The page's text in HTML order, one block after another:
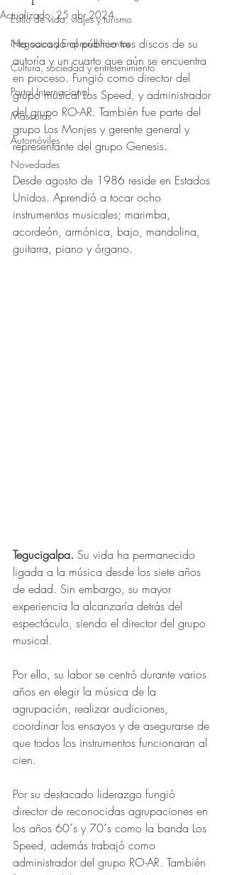
Estilo de vida, viajes y turismo
Negocios y Emprendimientos
Cultura, sociedad y entretenimiento
Portal Internacional
Mascotas
Automóviles
Novedades
Actualizado: 25 abr 2024
Obtuvo NaN de 5 estrellas.
Ha sacado al público tres discos de su
autoría y un cuarto que aún se encuentra
en proceso. Fungió como director del
grupo musical Los Speed, y administrador
del grupo RO-AR. También fue parte del
grupo Los Monjes y gerente general y
representante del grupo Genesis.
Desde agosto de 1986 reside en Estados
Unidos. Aprendió a tocar ocho
instrumentos musicales; marimba,
acordeón, armónica, bajo, mandolina,
guitarra, piano y órgano.
Tegucigalpa. Su vida ha permanecido
ligada a la música desde los siete años
de edad. Sin embargo, su mayor
experiencia la alcanzaría detrás del
espectáculo, siendo el director del grupo
musical.
Por ello, su labor se centró durante varios
años en elegir la música de la
agrupación, realizar audiciones,
coordinar los ensayos y de asegurarse de
que todos los instrumentos funcionaran al
cien.
Por su destacado liderazgo fungió
director de reconocidas agrupaciones en
los años 60´s y 70´s como la banda Los
Speed, además trabajó como
administrador del grupo RO-AR. También